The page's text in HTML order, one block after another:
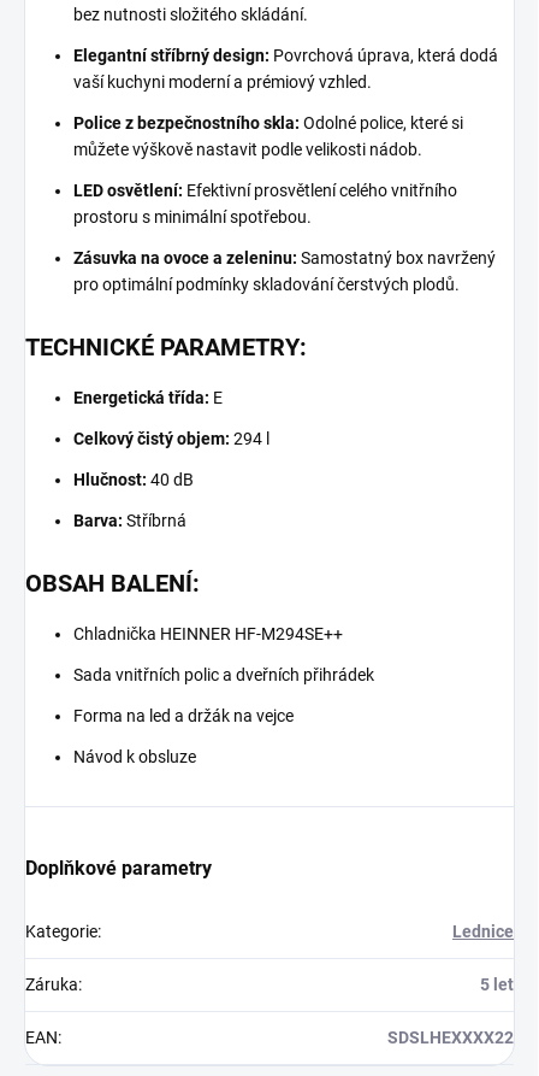
bez nutnosti složitého skládání.
Elegantní stříbrný design: Povrchová úprava, která dodá
vaší kuchyni moderní a prémiový vzhled.
Police z bezpečnostního skla: Odolné police, které si
můžete výškově nastavit podle velikosti nádob.
LED osvětlení: Efektivní prosvětlení celého vnitřního
prostoru s minimální spotřebou.
Zásuvka na ovoce a zeleninu: Samostatný box navržený
pro optimální podmínky skladování čerstvých plodů.
TECHNICKÉ PARAMETRY:
Energetická třída: E
Celkový čistý objem: 294 l
Hlučnost: 40 dB
Barva: Stříbrná
OBSAH BALENÍ:
Chladnička HEINNER HF-M294SE++
Sada vnitřních polic a dveřních přihrádek
Forma na led a držák na vejce
Návod k obsluze
Doplňkové parametry
Kategorie: Lednice
Záruka: 5 let
EAN: SDSLHEXXXX22